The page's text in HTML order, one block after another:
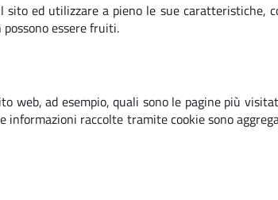
ed utilizzare a pieno le sue caratteristiche,
essere fruiti.
ad esempio, quali sono le pagine più
raccolte tramite cookie sono